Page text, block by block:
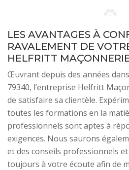
LES AVANTAGES À
RAVALEMENT DE
HELFRITT
Œuvrant depuis des années
79340, l’entreprise Helfritt
de satisfaire sa clientèle.
toutes les formations en la
professionnels sont aptes à
exigences. Nous saurons
et des conseils professionnels
toujours à votre écoute afin de